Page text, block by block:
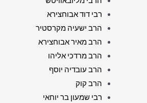
רבי דוד אבוחצירא
הרב ישעיה מקרסטיר
הרב מאיר אבוחצירא
הרב מרדכי אליהו
הרב עובדיה יוסף
הרב קוק
רבי שמעון בר יוחאי